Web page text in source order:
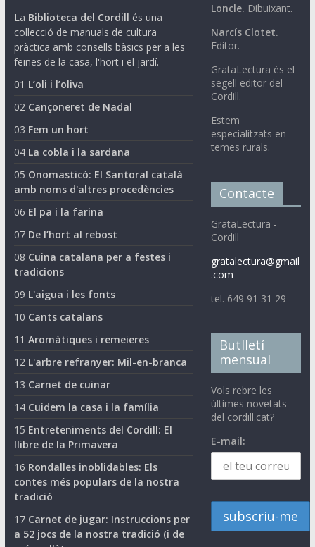
La Biblioteca del Cordill és una
col·lecció de manuals de cultura
pràctica amb consells bàsics per a les
feines de la casa, l'hort i el jardí.
01 L’oli i l’oliva
02 Cançoneret de Nadal
03 Fem un hort
04 La cobla i la sardana
05 Onomasticó: El Santoral català
amb noms d'altres procedències
06 El pa i la farina
07 De l’hort al rebost
08 Cuina catalana per a festes i
tradicions
09 L'aigua i les fonts
10 Cants catalans
11 Aromàtiques i remeieres
12 L'arbre refranyer: Mil-en-branca
13 Carnet de cuinar
14 Cuidem la casa i la família
15 Entreteniments del Cordill: El
llibre de la Primavera
16 Rondalles inoblidables: Els
contes més populars de la nostra
tradició
17 Carnet de jugar: Instruccions per
a 52 jocs de la nostra tradició (i de
Loncle. Dibuixant.
Narcís Clotet.
Editor.
GrataLectura és el
segell editor del
Cordill.
Estem
especialitzats en
temes rurals.
Contacte
GrataLectura -
Cordill
gratalectura@gmail
.com
tel. 649 91 31 29
Butlletí
mensual
Vols rebre les
últimes novetats
del cordill.cat?
E-mail: